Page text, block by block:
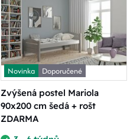
Novinka
Doporučené
Zvýšená postel Mariola
90x200 cm šedá + rošt
ZDARMA